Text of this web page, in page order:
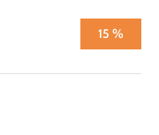
15 %